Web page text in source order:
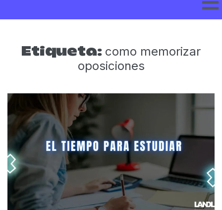
Etiqueta: como memorizar
oposiciones